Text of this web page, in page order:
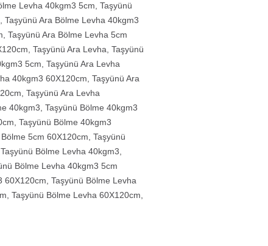
Levha 40kgm3 5cm Taşyünü
Taşyünü Ara Bölme Levha 40kgm3
Taşyünü Ara Bölme Levha 5cm
Taşyünü Ara Levha Taşyünü
5cm Taşyünü Ara Levha
40kgm3 60X120cm Taşyünü Ara
Taşyünü Ara Levha
40kgm3 Taşyünü Bölme 40kgm3
Taşyünü Bölme 40kgm3
5cm 60X120cm Taşyünü
Taşyünü Bölme Levha 40kgm3
Bölme Levha 40kgm3 5cm
60X120cm Taşyünü Bölme Levha
Taşyünü Bölme Levha 60X120cm